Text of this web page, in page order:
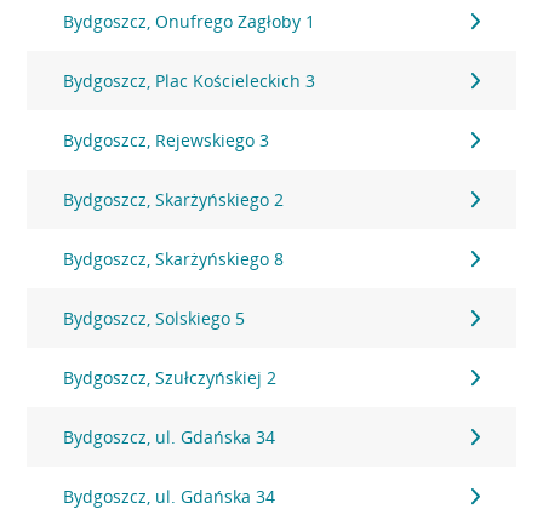
Bydgoszcz, Onufrego Zagłoby 1
Bydgoszcz, Plac Kościeleckich 3
Bydgoszcz, Rejewskiego 3
Bydgoszcz, Skarżyńskiego 2
Bydgoszcz, Skarżyńskiego 8
Bydgoszcz, Solskiego 5
Bydgoszcz, Szułczyńskiej 2
Bydgoszcz, ul. Gdańska 34
Bydgoszcz, ul. Gdańska 34